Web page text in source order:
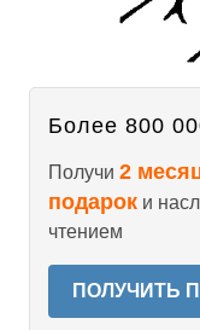
Более 800
Получи 2
подарок и
чтением
ПОЛУЧИТЬ